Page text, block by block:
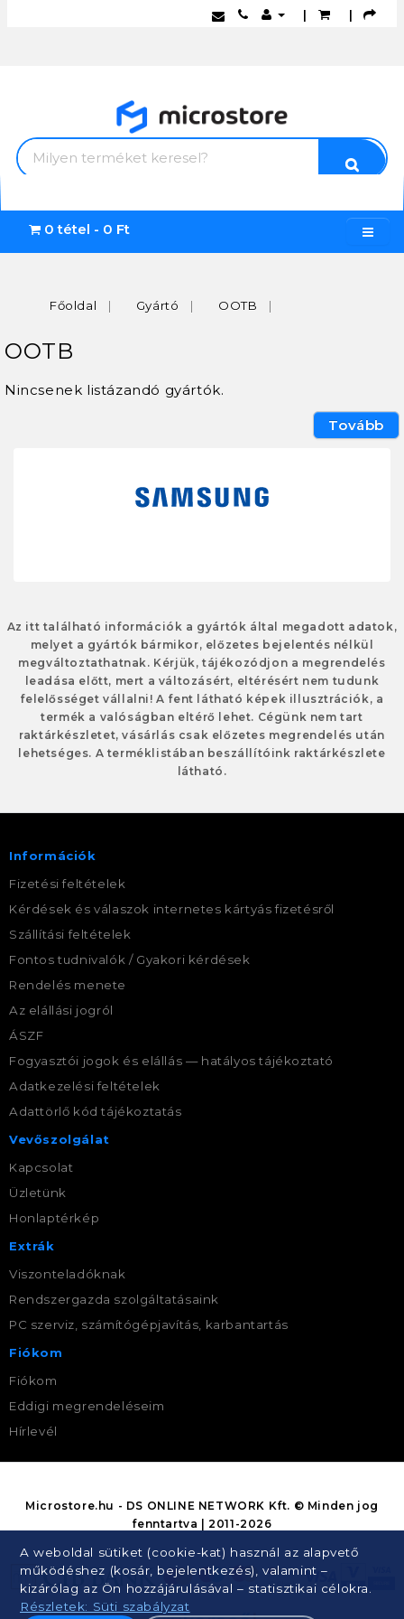
| |
0 tétel - 0 Ft
Főoldal Gyártó OOTB
OOTB
Nincsenek listázandó gyártók.
Tovább
Az itt található információk a gyártók által megadott adatok,
melyet a gyártók bármikor, előzetes bejelentés nélkül
megváltoztathatnak. Kérjük, tájékozódjon a megrendelés
leadása előtt, mert a változásért, eltérésért nem tudunk
felelősséget vállalni! A fent látható képek illusztrációk, a
termék a valóságban eltérő lehet. Cégünk nem tart
raktárkészletet, vásárlás csak előzetes megrendelés után
lehetséges. A terméklistában beszállítóink raktárkészlete
látható.
Információk
Fizetési feltételek
Kérdések és válaszok internetes kártyás fizetésről
Szállítási feltételek
Fontos tudnivalók / Gyakori kérdések
Rendelés menete
Az elállási jogról
ÁSZF
Fogyasztói jogok és elállás — hatályos tájékoztató
Adatkezelési feltételek
Adattörlő kód tájékoztatás
Vevőszolgálat
Kapcsolat
Üzletünk
Honlaptérkép
Extrák
Viszonteladóknak
Rendszergazda szolgáltatásaink
PC szerviz, számítógépjavítás, karbantartás
Fiókom
Fiókom
Eddigi megrendeléseim
Hírlevél
A weboldal sütiket (cookie-kat) használ az alapvető
működéshez (kosár, bejelentkezés), valamint –
kizárólag az Ön hozzájárulásával – statisztikai célokra.
Részletek: Süti szabályzat
Microstore.hu - DS ONLINE NETWORK Kft. © Minden jog
fenntartva | 2011-2026